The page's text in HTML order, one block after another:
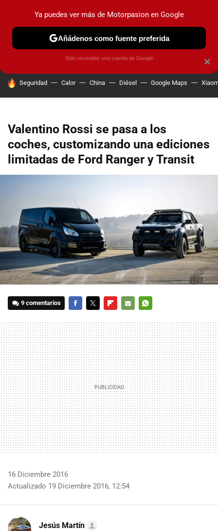
PRUEBAS COCHES ELÉCTRICOS OBSERVATORIO
HOY SE HABLA DE
Seguridad Calor China Diésel Google Maps
Valentino Rossi se pasa a los
coches, customizando una ediciones
limitadas de Ford Ranger y Transit
9 comentarios
MAIL
16 Diciembre 2016
Actualizado 19 Diciembre 2016, 12:54
Jesús Martín
×
Ya puedes ver más de Motorpasion en Google
Añádenos como fuente preferida
Solo necesitas una cuenta de Google